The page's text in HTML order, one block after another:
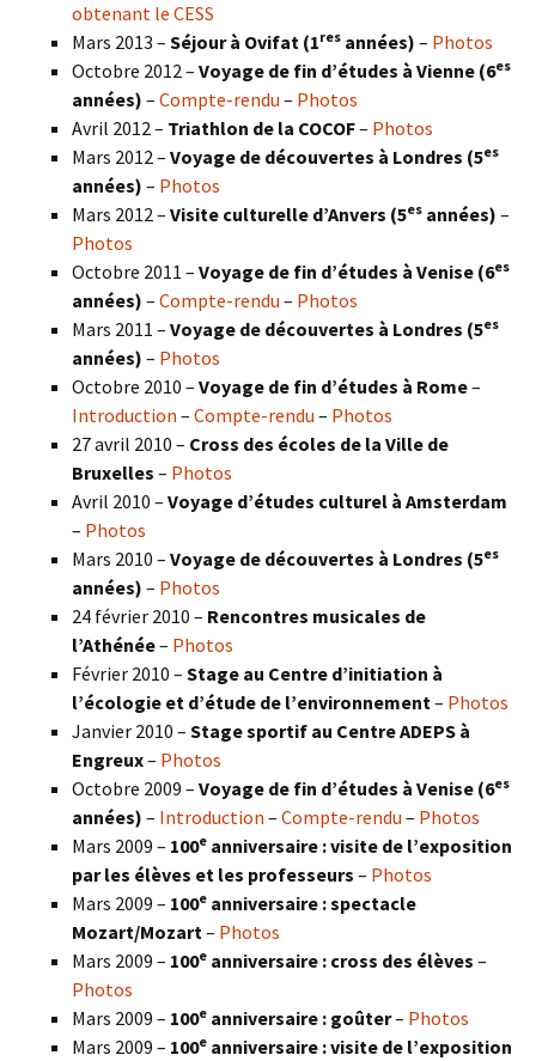
obtenant le CESS
Mars 2013 – Séjour à Ovifat (1res années) – Photos
Octobre 2012 – Voyage de fin d’études à Vienne (6es
années) – Compte-rendu – Photos
Avril 2012 – Triathlon de la COCOF– Photos
Mars 2012 – Voyage de découvertes à Londres (5es
années) – Photos
Mars 2012 – Visite culturelle d’Anvers (5es années) –
Photos
Octobre 2011 – Voyage de fin d’études à Venise (6es
années) – Compte-rendu – Photos
Mars 2011 – Voyage de découvertes à Londres (5es
années) – Photos
Octobre 2010 – Voyage de fin d’études à Rome–
Introduction – Compte-rendu – Photos
27 avril 2010 – Cross des écoles de la Ville de
Bruxelles – Photos
Avril 2010 – Voyage d’études culturel à Amsterdam
– Photos
Mars 2010 – Voyage de découvertes à Londres (5es
années) – Photos
24 février 2010 – Rencontres musicales de
l’Athénée– Photos
Février 2010 – Stage au Centre d’initiation à
l’écologie et d’étude de l’environnement– Photos
Janvier 2010 – Stage sportif au Centre ADEPS à
Engreux– Photos
Octobre 2009 – Voyage de fin d’études à Venise (6es
années) – Introduction – Compte-rendu – Photos
Mars 2009 – 100e anniversaire : visite de l’exposition
par les élèves et les professeurs – Photos
Mars 2009 – 100e anniversaire : spectacle
Mozart/Mozart– Photos
Mars 2009 – 100e anniversaire : cross des élèves –
Photos
Mars 2009 – 100e anniversaire : goûter– Photos
Mars 2009 – 100e anniversaire : visite de l’exposition